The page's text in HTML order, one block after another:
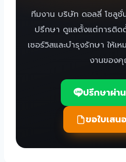
ทีมงาน บริษัท ดอลลี่ โซลูชั่
ปรึกษา ดูแลตั้งแต่การติด
เซอร์วิสและบำรุงรักษา ให้เ
งานของ
ปรึกษาผ่า
ขอใบเสน